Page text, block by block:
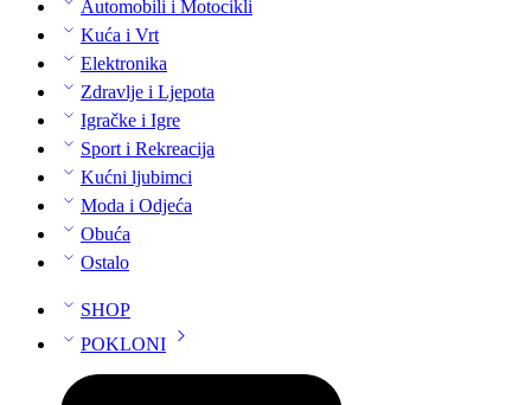
Automobili i Motocikli
Kuća i Vrt
Elektronika
Zdravlje i Ljepota
Igračke i Igre
Sport i Rekreacija
Kućni ljubimci
Moda i Odjeća
Obuća
Ostalo
SHOP
POKLONI